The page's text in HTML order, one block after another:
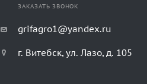
ЗАКАЗАТЬ ЗВОНОК
grifagro1@yandex.ru
г. Витебск, ул. Лазо, д. 105